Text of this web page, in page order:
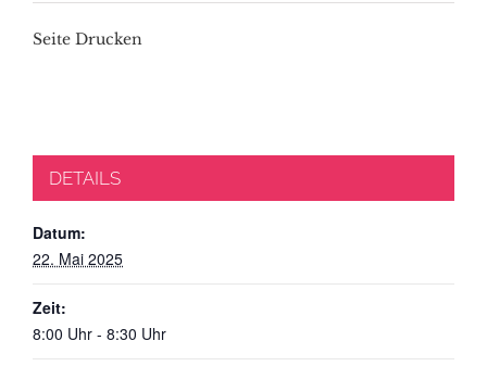
Seite Drucken
DETAILS
Datum:
22. Mai 2025
Zeit:
8:00 Uhr - 8:30 Uhr